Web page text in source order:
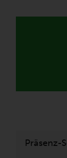
Präsenz-